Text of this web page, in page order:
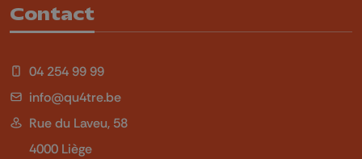
Contact
04 254 99 99
info@qu4tre.be
Rue du Laveu, 58
4000 Liège